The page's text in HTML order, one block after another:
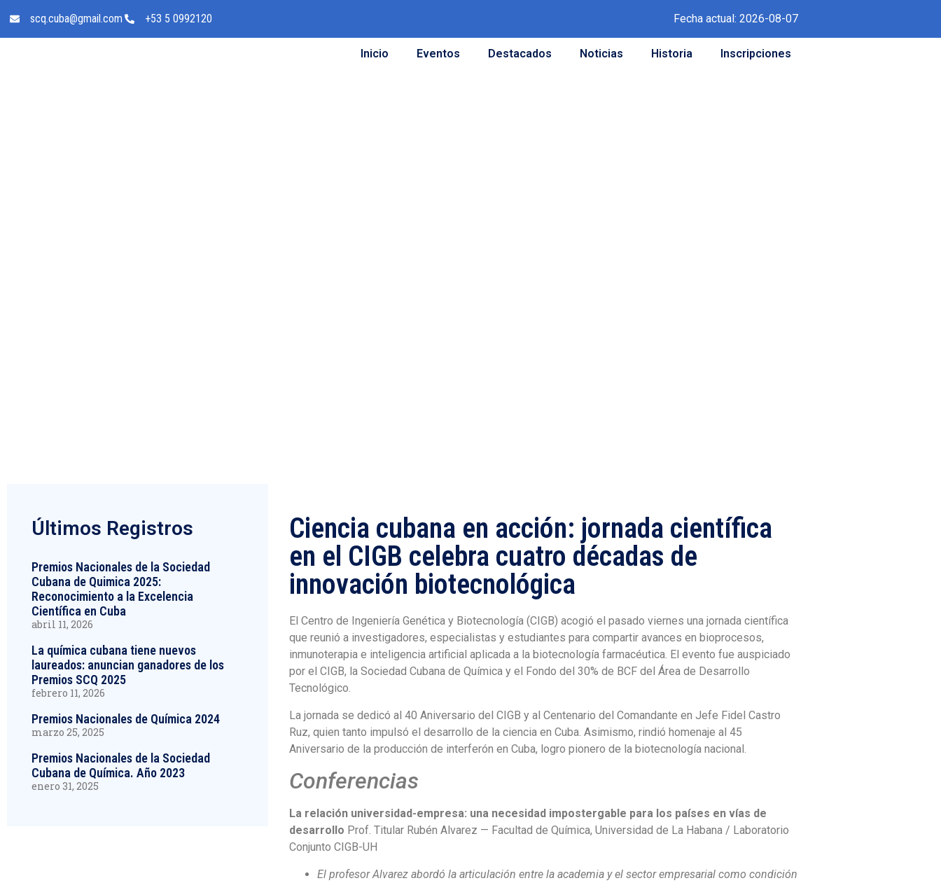
scq.cuba@gmail.com +53 5 0992120 Fecha actual: 2026-08-07
Inicio Eventos Destacados Noticias Historia Inscripciones
Últimos Registros
Premios Nacionales de la Sociedad
Cubana de Quimica 2025:
Reconocimiento a la Excelencia
Científica en Cuba
abril 11, 2026
La química cubana tiene nuevos
laureados: anuncian ganadores de los
Premios SCQ 2025
febrero 11, 2026
Premios Nacionales de Química 2024
marzo 25, 2025
Premios Nacionales de la Sociedad
Cubana de Química. Año 2023
enero 31, 2025
Ciencia cubana en acción: jornada científica
en el CIGB celebra cuatro décadas de
innovación biotecnológica
El Centro de Ingeniería Genética y Biotecnología (CIGB) acogió el pasado viernes una jornada científica
que reunió a investigadores, especialistas y estudiantes para compartir avances en bioprocesos,
inmunoterapia e inteligencia artificial aplicada a la biotecnología farmacéutica. El evento fue auspiciado
por el CIGB, la Sociedad Cubana de Química y el Fondo del 30% de BCF del Área de Desarrollo
Tecnológico.
La jornada se dedicó al 40 Aniversario del CIGB y al Centenario del Comandante en Jefe Fidel Castro
Ruz, quien tanto impulsó el desarrollo de la ciencia en Cuba. Asimismo, rindió homenaje al 45
Aniversario de la producción de interferón en Cuba, logro pionero de la biotecnología nacional.
Conferencias
La relación universidad-empresa: una necesidad impostergable para los países en vías de
desarrollo Prof. Titular Rubén Alvarez — Facultad de Química, Universidad de La Habana / Laboratorio
Conjunto CIGB-UH
El profesor Alvarez abordó la articulación entre la academia y el sector empresarial como condición